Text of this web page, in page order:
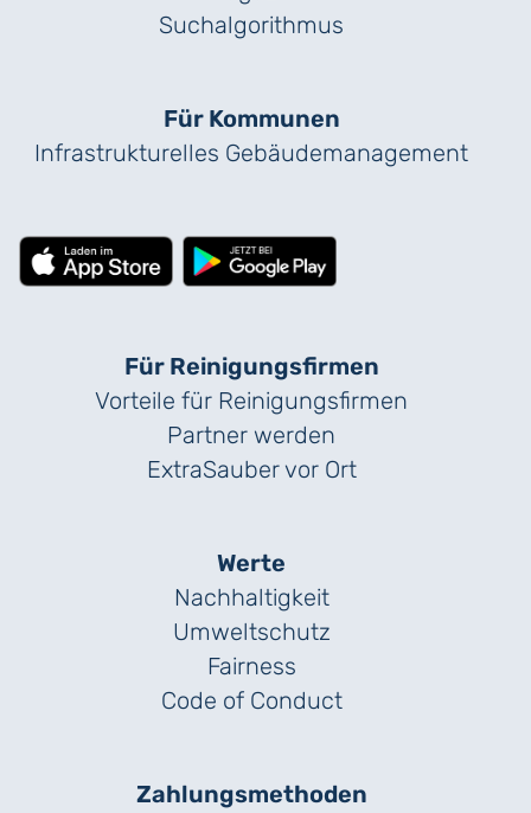
Suchalgorithmus
Für Kommunen
Infrastrukturelles Gebäude­management
Für Reinigungs­firmen
Vorteile für Reinigungs­firmen
Partner werden
ExtraSauber vor Ort
Werte
Nachhaltigkeit
Umweltschutz
Fairness
Code of Conduct
Zahlungs­methoden